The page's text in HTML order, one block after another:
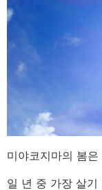
미야코지마의 봄
일 년 중 가장 살기